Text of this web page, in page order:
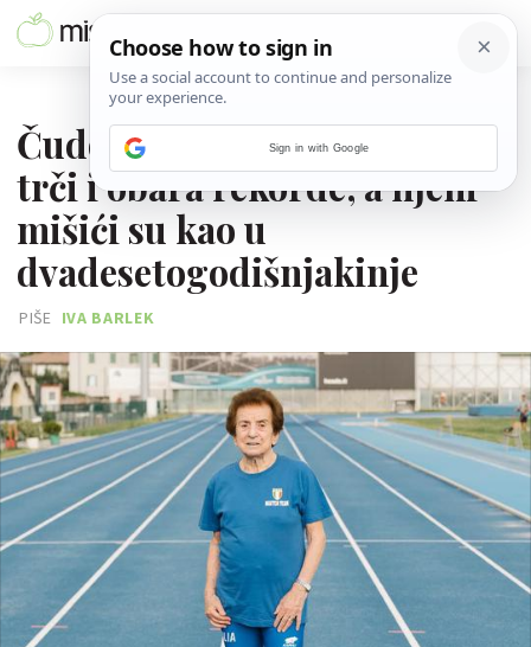
Čudo od žene: S 92 godine
trči i obara rekorde, a njeni
mišići su kao u
dvadesetogodišnjakinje
PIŠE IVA BARLEK
Sign in with Google